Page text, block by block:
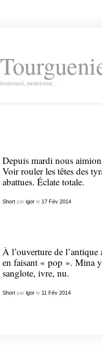
Irrationnel, molletonné…
Depuis mardi nous
Voir rouler les têtes des
abattues. Éclate totale.
Shortpar igorle 17 Fév 2014
À l’ouverture de
en faisant « pop ». Mina
sanglote, ivre, nu.
Shortpar igorle 11 Fév 2014